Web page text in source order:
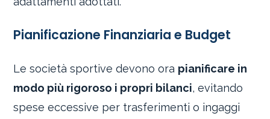
Pianificazione Finanziaria e Budget
Le società sportive devono ora pianificare in
modo più rigoroso i propri bilanci, evitando
spese eccessive per trasferimenti o ingaggi